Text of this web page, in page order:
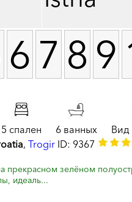
6 7 8 9
5 спален 6 ванных
Вид
, Trogir ID: 9367
прекрасном зелёном
идеаль...